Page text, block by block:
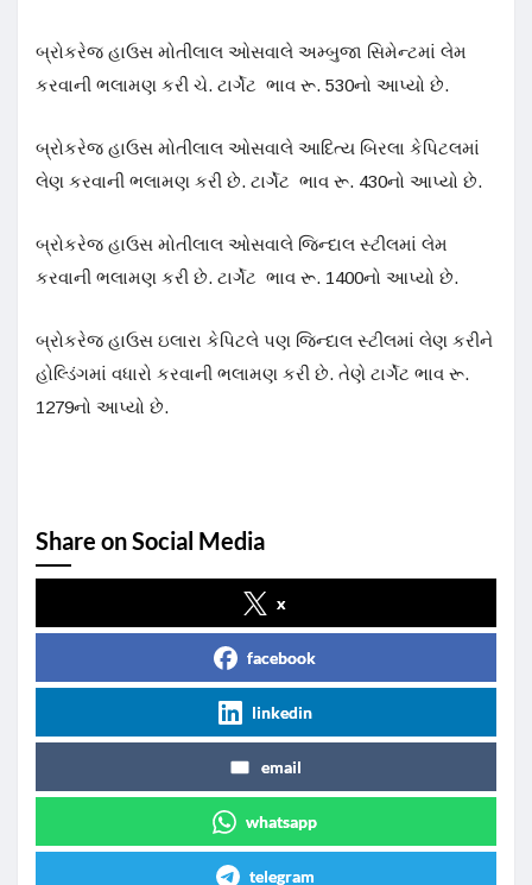
બ્રોકરેજ હાઉસ મોતીલાલ ઓસવાલે અમ્બુજા સિમેન્ટમાં લેમ
કરવાની ભલામણ કરી ચે. ટાર્ગેટ ભાવ રૂ. 530નો આપ્યો છે.
બ્રોકરેજ હાઉસ મોતીલાલ ઓસવાલે આદિત્ય બિરલા કેપિટલમાં
લેણ કરવાની ભલામણ કરી છે. ટાર્ગેટ ભાવ રૂ. 430નો આપ્યો છે.
બ્રોકરેજ હાઉસ મોતીલાલ ઓસવાલે જિન્દાલ સ્ટીલમાં લેમ
કરવાની ભલામણ કરી છે. ટાર્ગેટ ભાવ રૂ. 1400નો આપ્યો છે.
બ્રોકરેજ હાઉસ ઇલારા કેપિટલે પણ જિન્દાલ સ્ટીલમાં લેણ કરીને
હોલ્ડિંગમાં વધારો કરવાની ભલામણ કરી છે. તેણે ટાર્ગેટ ભાવ રૂ.
1279નો આપ્યો છે.
Share on Social Media
x
facebook
linkedin
email
whatsapp
telegram